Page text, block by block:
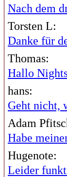
Nach dem
Torsten L:
Danke für
Thomas:
Hallo
hans:
Geht nicht,
Adam
Habe
Hugenote:
Leider